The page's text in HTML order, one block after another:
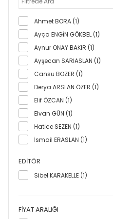
Ahmet BORA (1)
Ayça ENGİN GÖKBEL (1)
Aynur ONAY BAKIR (1)
Ayşecan SARIASLAN (1)
Cansu BOZER (1)
Derya ARSLAN ÖZER (1)
Elif ÖZCAN (1)
Elvan GÜN (1)
Hatice SEZEN (1)
İsmail ERASLAN (1)
Yakup Alper VARIŞ (1)
Yıldız MUTLU YILDIZ (1)
EDITÖR
Sibel KARAKELLE (1)
FIYAT ARALIĞI